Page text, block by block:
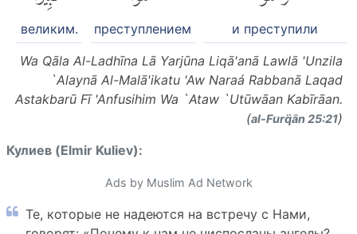
и преступили
преступлением
великим.
Wa Qāla Al-Ladhīna Lā Yarjūna Liqā'anā Lawlā 'Unzila
`Alaynā Al-Malā'ikatu 'Aw Naraá Rabbanā Laqad
Astakbarū Fī 'Anfusihim Wa `Ataw `Utūwāan Kabīrāan.
(al-Furq̈ān 25:21)
Кулиев (Elmir Kuliev):
Ads by Muslim Ad Network
Те, которые не надеются на встречу с Нами,